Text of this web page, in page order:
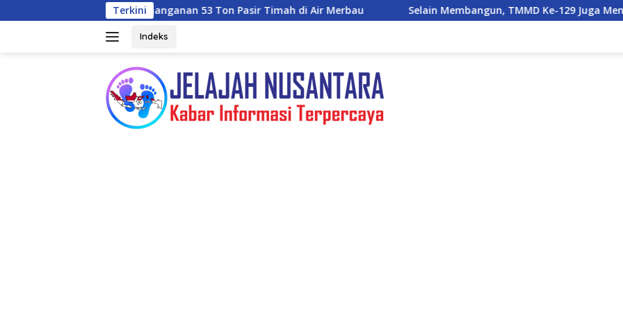
ke
Terkini
Penanganan 53 Ton Pasir Timah di Air Merbau Selain Membangun, TMMD Ke-129 Juga Menanam Harapan
Indeks